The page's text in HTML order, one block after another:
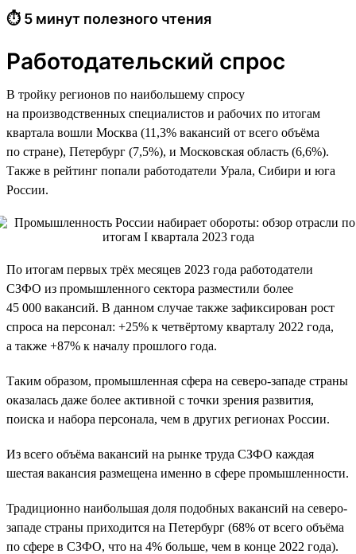
⏱ 5 минут полезного чтения
Работодательский спрос
В тройку регионов по наибольшему спросу
на производственных специалистов и рабочих по итогам
квартала вошли Москва (11,3% вакансий от всего объёма
по стране), Петербург (7,5%), и Московская область (6,6%).
Также в рейтинг попали работодатели Урала, Сибири и юга
России.
По итогам первых трёх месяцев 2023 года работодатели
СЗФО из промышленного сектора разместили более
45 000 вакансий. В данном случае также зафиксирован рост
спроса на персонал: +25% к четвёртому кварталу 2022 года,
а также +87% к началу прошлого года.
Таким образом, промышленная сфера на северо-западе страны
оказалась даже более активной с точки зрения развития,
поиска и набора персонала, чем в других регионах России.
Из всего объёма вакансий на рынке труда СЗФО каждая
шестая вакансия размещена именно в сфере промышленности.
Традиционно наибольшая доля подобных вакансий на северо-
западе страны приходится на Петербург (68% от всего объёма
по сфере в СЗФО, что на 4% больше, чем в конце 2022 года).